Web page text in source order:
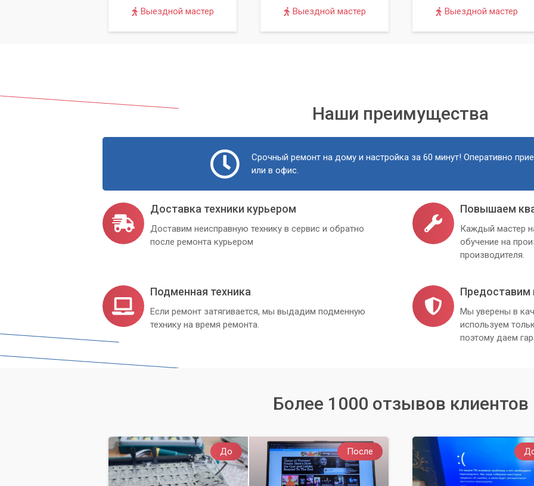
Выездной мастер
Выездной мастер
Выездной мастер
Наши преимущества
Срочный ремонт на дому и настройка за 60 минут! Оперативно
или в офис.
Доставка техники курьером
Доставим неисправную технику в сервис и обратно
после ремонта курьером
Повышаем
Каждый мастер
обучение на
производителя.
Подменная техника
Если ремонт затягивается, мы выдадим подменную
технику на время ремонта.
Предоставим
Мы уверены в
используем
поэтому даем
Более 1000 отзывов клиентов
До После